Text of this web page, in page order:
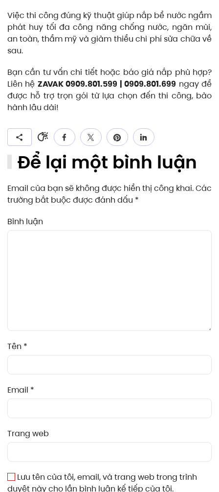
Việc thi công đúng kỹ thuật giúp nắp bể nước ngầm
phát huy tối đa công năng chống nước, ngăn mùi,
an toàn, thẩm mỹ và giảm thiểu chi phí sửa chữa về
sau.
Bạn cần tư vấn chi tiết hoặc báo giá nắp phù hợp?
Liên hệ ZAVAK 0909.801.599 | 0909.801.699 ngay để
được hỗ trợ trọn gói từ lựa chọn đến thi công, bảo
hành lâu dài!
Để lại một bình luận
Email của bạn sẽ không được hiển thị công khai. Các
trường bắt buộc được đánh dấu *
Bình luận
Tên *
Email *
Trang web
Lưu tên của tôi, email, và trang web trong trình
duyệt này cho lần bình luận kế tiếp của tôi.